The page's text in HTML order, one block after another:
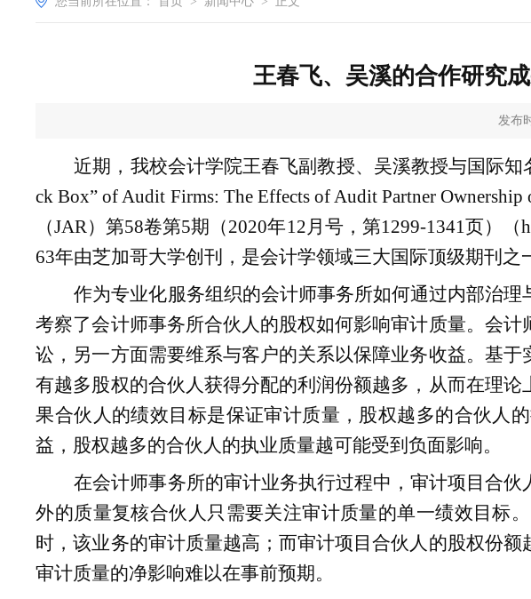
王春飞、吴溪的合作研究
发布
近期，我校会计学院王春飞副教授、吴溪教授与国际
ck Box” of Audit Firms: The Effects of Audit Partner Ownership
（JAR）第58卷第5期（2020年12月号，第1299-1341页）（
63年由芝加哥大学创刊，是会计学领域三大国际顶级期刊
作为专业化服务组织的会计师事务所如何通过内部治
考察了会计师事务所合伙人的股权如何影响审计质量。会
讼，另一方面需要维系与客户的关系以保障业务收益。基
有越多股权的合伙人获得分配的利润份额越多，从而在理
果合伙人的绩效目标是保证审计质量，股权越多的合伙人
益，股权越多的合伙人的执业质量越可能受到负面影响。
在会计师事务所的审计业务执行过程中，审计项目合
外的质量复核合伙人只需要关注审计质量的单一绩效目标
时，该业务的审计质量越高；而审计项目合伙人的股权份
审计质量的净影响难以在事前预期。